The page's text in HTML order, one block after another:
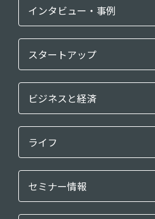
インタビュー・事例
スタートアップ
ビジネスと経済
ライフ
セミナー情報